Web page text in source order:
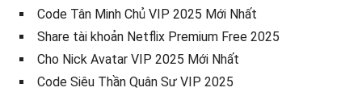
Code Tân Minh Chủ VIP 2025 Mới Nhất
Share tài khoản Netflix Premium Free 2025
Cho Nick Avatar VIP 2025 Mới Nhất
Code Siêu Thần Quân Sư VIP 2025